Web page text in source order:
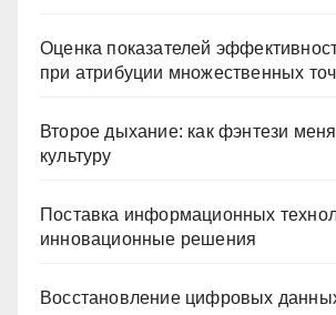
Оценка показателей
при атрибуции множественных
Второе дыхание: как фэнтези
культуру
Поставка информационных
инновационные решения
Восстановление цифровых